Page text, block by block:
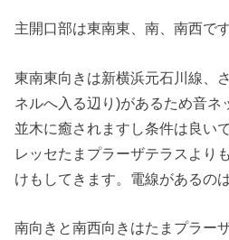
主開口部は東南東、南、南西です
東南東向きは新横浜元石川線、
ネルへ入る辺り)があるため音ネ
並木に癒されますし条件は良い
レッセたまプラーザテラスより
けもしてきます。電線があるの
南向きと南西向きはたまプラー